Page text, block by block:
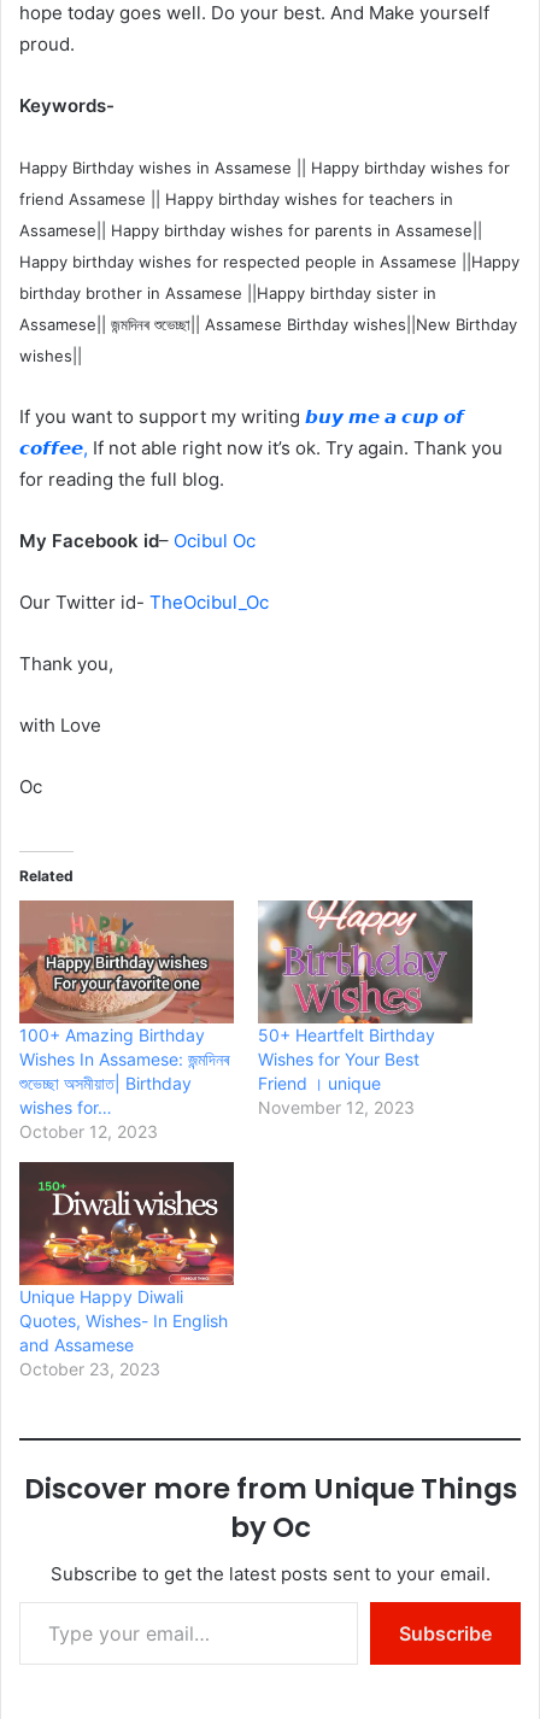
hope today goes well. Do your best. And Make yourself
proud.
Keywords-
Happy Birthday wishes in Assamese || Happy birthday wishes for
friend Assamese || Happy birthday wishes for teachers in
Assamese|| Happy birthday wishes for parents in Assamese||
Happy birthday wishes for respected people in Assamese ||Happy
birthday brother in Assamese ||Happy birthday sister in
Assamese|| জন্মদিনৰ শুভেচ্ছা|| Assamese Birthday wishes||New Birthday
wishes||
If you want to support my writing 𝙗𝙪𝙮 𝙢𝙚 𝙖 𝙘𝙪𝙥 𝙤𝙛
𝙘𝙤𝙛𝙛𝙚𝙚, If not able right now it’s ok. Try again. Thank you
for reading the full blog.
My Facebook id– Ocibul Oc
Our Twitter id- TheOcibul_Oc
Thank you,
with Love
Oc
Related
100+ Amazing Birthday
Wishes In Assamese: জন্মদিনৰ
শুভেচ্ছা অসমীয়াত| Birthday
wishes for…
October 12, 2023
50+ Heartfelt Birthday
Wishes for Your Best
Friend । unique
November 12, 2023
Unique Happy Diwali
Quotes, Wishes- In English
and Assamese
October 23, 2023
Discover more from Unique Things
by Oc
Subscribe to get the latest posts sent to your email.
Type your email…
Subscribe